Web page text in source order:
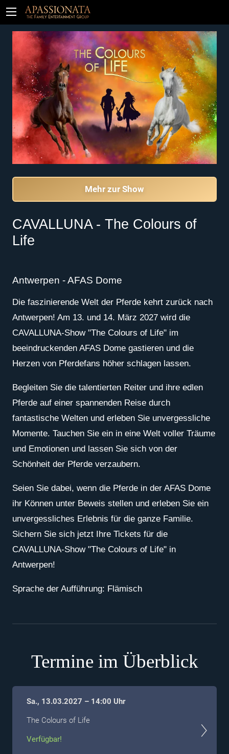
Mehr zur Show
CAVALLUNA - The Colours of
Life
Antwerpen - AFAS Dome
Die faszinierende Welt der Pferde kehrt zurück nach
Antwerpen! Am 13. und 14. März 2027 wird die
CAVALLUNA-Show "The Colours of Life" im
beeindruckenden AFAS Dome gastieren und die
Herzen von Pferdefans höher schlagen lassen.
Begleiten Sie die talentierten Reiter und ihre edlen
Pferde auf einer spannenden Reise durch
fantastische Welten und erleben Sie unvergessliche
Momente. Tauchen Sie ein in eine Welt voller Träume
und Emotionen und lassen Sie sich von der
Schönheit der Pferde verzaubern.
Seien Sie dabei, wenn die Pferde in der AFAS Dome
ihr Können unter Beweis stellen und erleben Sie ein
unvergessliches Erlebnis für die ganze Familie.
Sichern Sie sich jetzt Ihre Tickets für die
CAVALLUNA-Show "The Colours of Life" in
Antwerpen!
Sprache der Aufführung: Flämisch
Termine im Überblick
Sa., 13.03.2027 – 14:00 Uhr
The Colours of Life
Verfügbar!